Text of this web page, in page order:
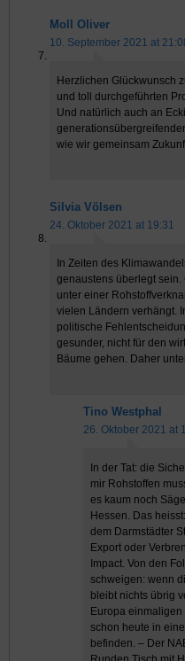
Moll Oliver
10. September 2021 at
Herzlichen Glückwunsch
und toll durchgeführten
Und natürlich auch an
wie wir gemeinsam
Silvia Völsen
24. Oktober 2021 at 19:31
In Zeiten des
genaustens überlegt
unter einer
vielen Ländern verhängt.
politische
gesunder, nicht für den
Bäume gehen. Daher
Tino Westphal
26. Oktober 2021 at
In der Tat: die
mir Rohstoffen
es kaum noch
Hessen. Das
dem Darmstädter
Export oder
Impact. Von den
schweigen: wenn
bleibt nichts übrig
Europa
schon heute in
befinden. – Der